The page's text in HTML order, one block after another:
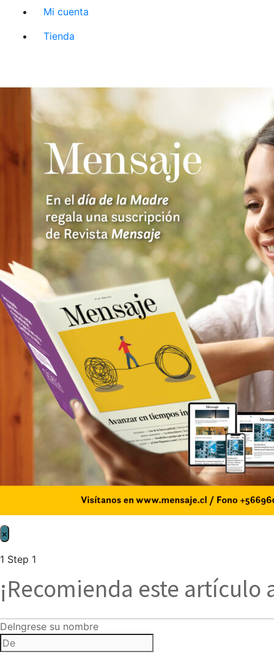
Mi cuenta
Tienda
×
1 Step 1
¡Recomienda este artículo
DeIngrese su nombre